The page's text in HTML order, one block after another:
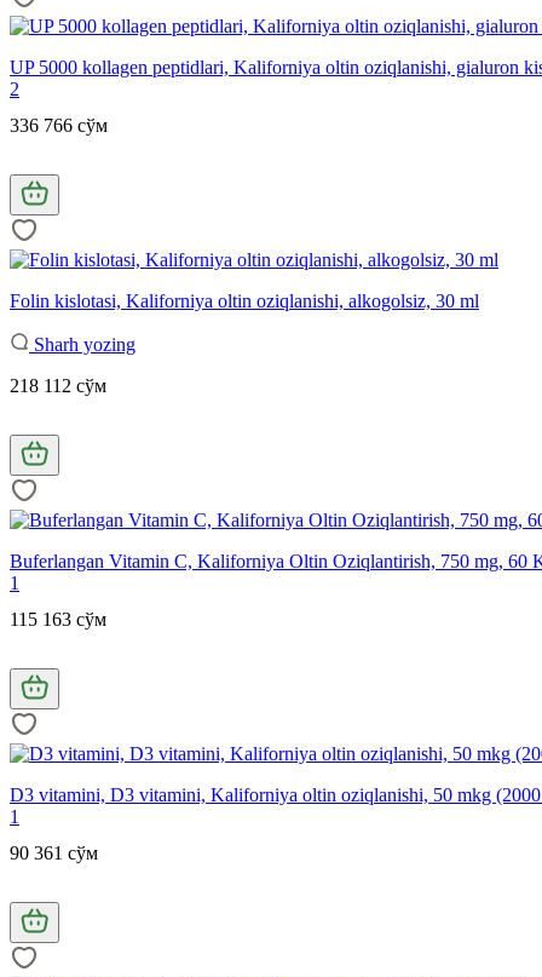
UP 5000 kollagen peptidlari, Kaliforniya oltin oziqlanishi, gialuron
2
336 766 сўм
Folin kislotasi, Kaliforniya oltin oziqlanishi, alkogolsiz, 30 ml
Sharh yozing
218 112 сўм
Buferlangan Vitamin C, Kaliforniya Oltin Oziqlantirish, 750 mg, 60
1
115 163 сўм
D3 vitamini, D3 vitamini, Kaliforniya oltin oziqlanishi, 50 mkg
1
90 361 сўм